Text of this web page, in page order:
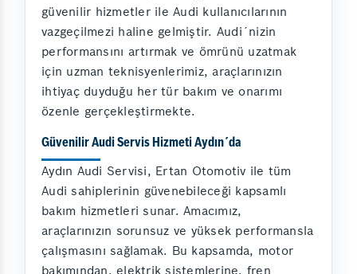
güvenilir hizmetler ile Audi kullanıcılarının
vazgeçilmezi haline gelmiştir. Audi´nizin
performansını artırmak ve ömrünü uzatmak
için uzman teknisyenlerimiz, araçlarınızın
ihtiyaç duyduğu her tür bakım ve onarımı
özenle gerçekleştirmekte.
Güvenilir Audi Servis Hizmeti Aydın´da
Aydın Audi Servisi, Ertan Otomotiv ile tüm
Audi sahiplerinin güvenebileceği kapsamlı
bakım hizmetleri sunar. Amacımız,
araçlarınızın sorunsuz ve yüksek performansla
çalışmasını sağlamak. Bu kapsamda, motor
bakımından, elektrik sistemlerine, fren